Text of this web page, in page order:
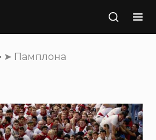
Поиск
➤ Памплона